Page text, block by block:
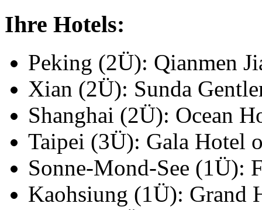
Ihre Hotels:
Peking (2Ü): Qianmen
Xian (2Ü): Sunda
Shanghai (2Ü): Ocean
Taipei (3Ü): Gala Hotel
Sonne-Mond-See
Kaohsiung (1Ü):